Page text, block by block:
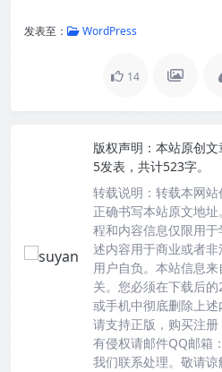
发表至： WordPress
14
版权声明： 本站原创文
5发表，共计523字。
转载说明： 转载本网
正确书写本站原文地
程和内容信息仅限用
述内容用于商业或者
用户自负。本站信息
关。您必须在下载后
或手机中彻底删除上述
请支持正版，购买注
有侵权请邮件QQ邮箱
我们联系处理。敬请谅